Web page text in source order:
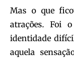
Mas o que
atrações. Foi
identidade
aquela